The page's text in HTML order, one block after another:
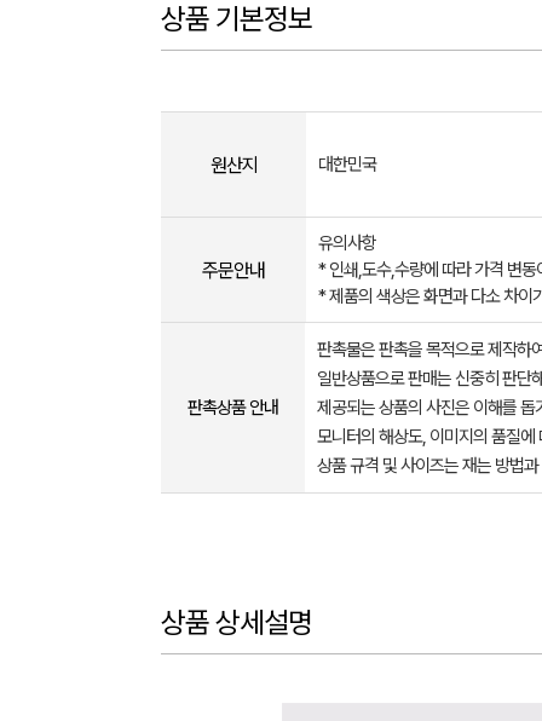
상품 기본정보
원산지 대한민국
주문안내
유의사항
* 인쇄,도수,수량에 따라 가격 변
* 제품의 색상은 화면과 다소 차이
판촉상품 안내
판촉물은 판촉을 목적으로 제작하
일반상품으로 판매는 신중히 판단
제공되는 상품의 사진은 이해를
모니터의 해상도, 이미지의 품질
상품 규격 및 사이즈는 재는 방법
상품 상세설명